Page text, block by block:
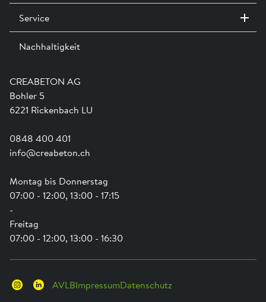
M8000 Versetzhinweise für Winkelplatten »
Anmelden
CREABETON AG
Bohler 5
6221 Rickenbach LU
0848 400 401
info@creabeton.ch
Montag bis Donnerstag
07:00 - 12:00, 13:00 - 17:15
-
Freitag
07:00 - 12:00, 13:00 - 16:30
Kontakt / Standorte
Ausstellungen
Team
Ausbildung
Service
Dienstleistungen
Shop Hilfe
Anwendungsunterstützung
Newsletter
Nachhaltigkeit
Engagement
Swissness
Schwammstadt
AVLBImpressumDatenschutz